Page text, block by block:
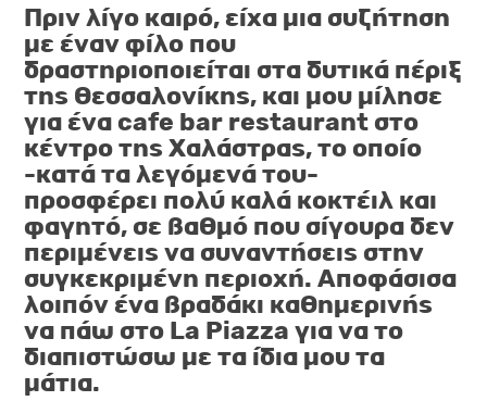
Πριν λίγο καιρό, είχα μια συζήτηση
με έναν φίλο που
δραστηριοποιείται στα δυτικά πέριξ
της Θεσσαλονίκης, και μου μίλησε
για ένα cafe bar restaurant στο
κέντρο της Χαλάστρας, το οποίο
-κατά τα λεγόμενά του-
προσφέρει πολύ καλά κοκτέιλ και
φαγητό, σε βαθμό που σίγουρα δεν
περιμένεις να συναντήσεις στην
συγκεκριμένη περιοχή. Αποφάσισα
λοιπόν ένα βραδάκι καθημερινής
να πάω στο La Piazza για να το
διαπιστώσω με τα ίδια μου τα
μάτια.